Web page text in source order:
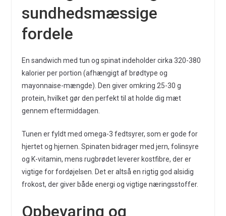
sundhedsmæssige
fordele
En sandwich med tun og spinat indeholder cirka 320-380
kalorier per portion (afhængigt af brødtype og
mayonnaise-mængde). Den giver omkring 25-30 g
protein, hvilket gør den perfekt til at holde dig mæt
gennem eftermiddagen.
Tunen er fyldt med omega-3 fedtsyrer, som er gode for
hjertet og hjernen. Spinaten bidrager med jern, folinsyre
og K-vitamin, mens rugbrødet leverer kostfibre, der er
vigtige for fordøjelsen. Det er altså en rigtig god alsidig
frokost, der giver både energi og vigtige næringsstoffer.
Opbevaring og